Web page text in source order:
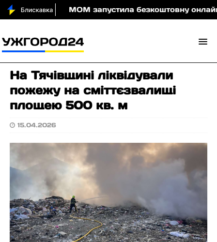
вночі МОМ запустила безкоштовну онлайн-гру,
На Тячівщині ліквідували
пожежу на сміттєзвалищі
площею 500 кв. м
15.04.2026